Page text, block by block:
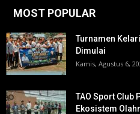
MOST POPULAR
Turnamen
Dimulai
Kamis, Agustus 6,
TAO Sport Club
Ekosistem